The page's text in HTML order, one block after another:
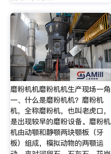
磨粉机机磨粉机机生产现场一角
一、什么是磨粉机机？磨粉机
机，全称磨粉机，也叫老虎口，
是出现较早的磨粉设备。磨粉机
机由动颚和静颚两块颚板（牙
板）组成，模拟动物的两颚运